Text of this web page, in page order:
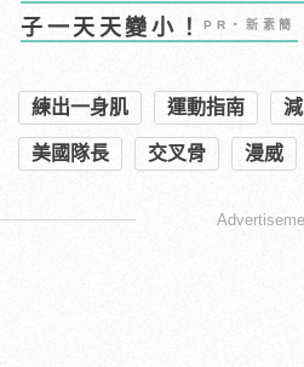
子一天天變小！PR・新素簡
練出一身肌 運動指南
美國隊長 交叉骨 漫威